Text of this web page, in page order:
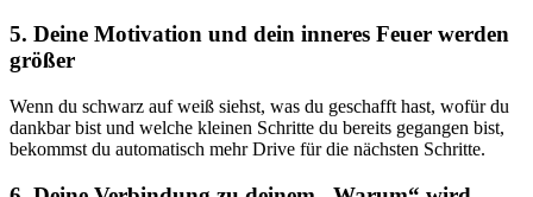
5. Deine Motivation und dein inneres Feuer werden
größer
Wenn du schwarz auf weiß siehst, was du geschafft hast, wofür du
dankbar bist und welche kleinen Schritte du bereits gegangen bist,
bekommst du automatisch mehr Drive für die nächsten Schritte.